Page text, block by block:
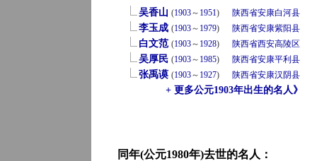
吴香山 (1903～ 1951) 陕西省安康白河县
李玉成 (1903～ 1979) 陕西省安康紫阳县
白文范 (1903～ 1928) 陕西省西安高陵区
吴厚民 (1903～ 1985) 陕西省安康平利县
张禹谟 (1903～ 1927) 陕西省安康汉阴县
+ 更多公元1903年出生的名人》
同年(公元1980年)去世的名人：